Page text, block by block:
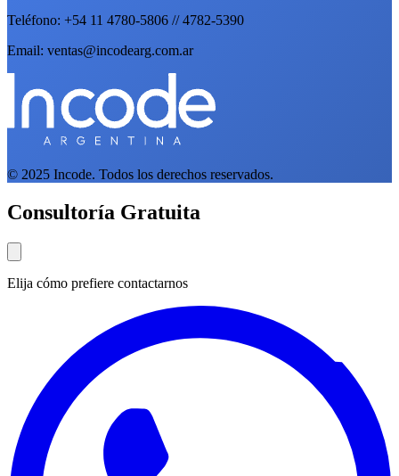
Teléfono: +54 11 4780-5806 // 4782-5390
Email: ventas@incodearg.com.ar
© 2025 Incode. Todos los derechos reservados.
Consultoría Gratuita
Elija cómo prefiere contactarnos